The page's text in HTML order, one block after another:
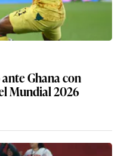
Ghana con
Mundial 2026